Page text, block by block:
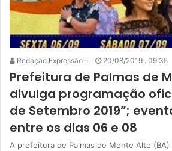
Redação.Expressão-L 20/08/2019 . 09:35
Prefeitura de Palmas de
divulga programação
de Setembro 2019”;
entre os dias 06 e 08
A prefeitura de Palmas de Monte Alto